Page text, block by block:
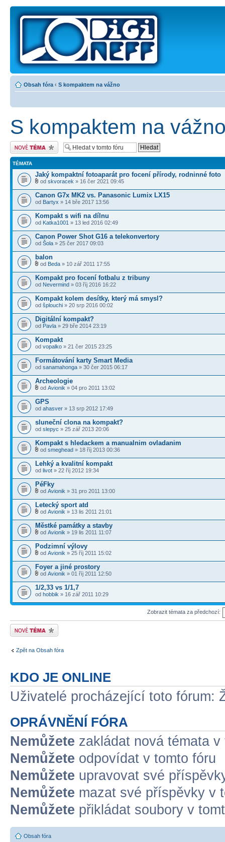
Obsah fóra ‹ S kompaktem na vážno
S kompaktem na
Odeslat nové téma
TÉMATA
Jaký kompaktní fotoaparát pro focení přírody, rodninné foto
od skvoracek » 16 čer 2021 09:45
Canon G7x MK2 vs. Panasonic Lumix LX15
od Bartyx » 14 bře 2017 13:56
Kompakt s wifi na dílnu
od Katka1001 » 13 led 2016 02:49
Canon Power Shot G16 a telekonvertory
od Šola » 25 čer 2017 09:03
balon
od Beda » 10 zář 2011 17:55
Kompakt pro focení fotbalu z tribuny
od Nevermind » 03 říj 2016 16:22
Kompakt kolem desítky, který má smysl?
od šplouchi » 20 srp 2016 00:02
Digitální kompakt?
od Pavla » 29 bře 2014 23:19
Kompakt
od vopalko » 21 čer 2015 23:25
Formátování karty Smart Media
od sanamahonga » 30 čer 2015 06:17
Archeologie
od Avionik » 04 pro 2011 13:02
GPS
od ahasver » 13 srp 2012 17:49
sluneční clona na kompakt?
od slepyc » 25 zář 2013 20:06
Kompakt s hledackem a manualnim ovladanim
od smeghead » 18 říj 2013 00:36
Lehký a kvalitní kompakt
od livot » 22 říj 2012 19:34
PéFky
od Avionik » 31 pro 2011 13:00
Letecký sport atd
od Avionik » 13 lis 2011 21:01
Městké památky a stavby
od Avionik » 19 lis 2011 11:07
Podzimní výlovy
od Avionik » 25 říj 2011 15:02
Foyer a jiné prostory
od Avionik » 01 říj 2011 12:50
1/2,33 vs 1/1,7
od hobbik » 16 zář 2011 10:29
Zobrazit témata za předchozí:
Odeslat nové téma
Zpět na Obsah fóra
KDO JE ONLINE
Uživatelé procházející toto fórum:
OPRÁVNĚNÍ FÓRA
Nemůžete zakládat nová témata v
Nemůžete odpovídat v tomto fóru
Nemůžete upravovat své
Nemůžete mazat své příspěvky v
Nemůžete přikládat soubory v
Obsah fóra